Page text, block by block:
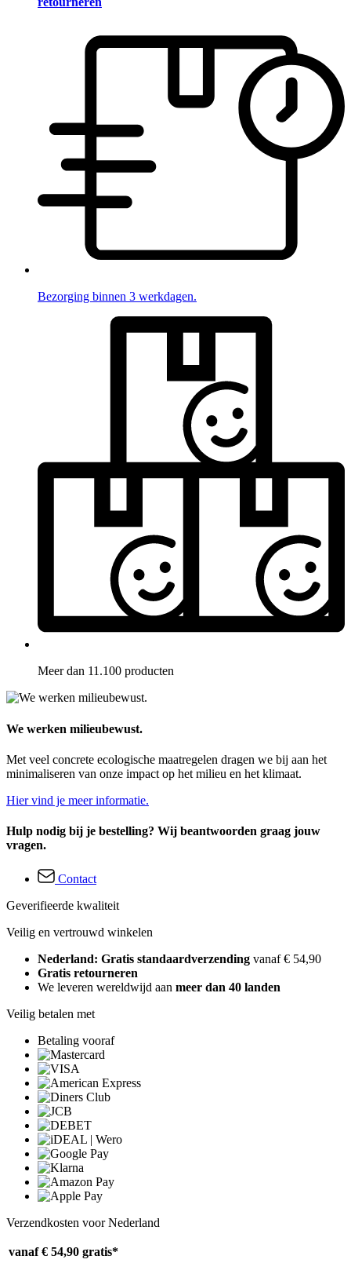
Bezorging binnen 3 werkdagen.
Meer dan 11.100 producten
We werken milieubewust.
Met veel concrete ecologische maatregelen dragen we bij aan het
minimaliseren van onze impact op het milieu en het klimaat.
Hier vind je meer informatie.
Hulp nodig bij je bestelling? Wij beantwoorden graag jouw
vragen.
Contact
Geverifieerde kwaliteit
Veilig en vertrouwd winkelen
Nederland: Gratis standaardverzending vanaf € 54,90
Gratis retourneren
We leveren wereldwijd aan meer dan 40 landen
Veilig betalen met
Betaling vooraf
Verzendkosten voor Nederland
vanaf € 54,90 gratis*